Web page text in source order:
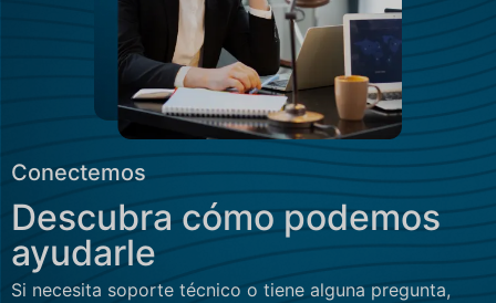
Conectemos
Descubra cómo podemos
ayudarle
Si necesita soporte técnico o tiene alguna pregunta,